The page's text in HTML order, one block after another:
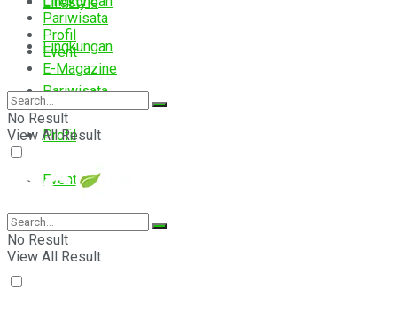
Lingkungan
Pariwisata
Profil
Event
E-Magazine
Pariwisata
Profil
Event
E-Magazine
No Result
View All Result
No Result
View All Result